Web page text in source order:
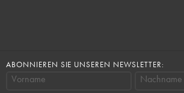
ABONNIEREN SIE UNSEREN NEWSLETTER:
Vorname
Nachname